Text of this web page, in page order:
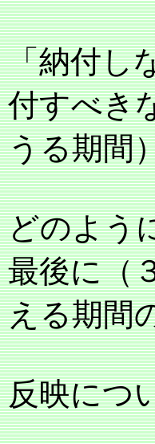
「納付し
付すべき
うる期間
どのよう
最後に（
える期間
反映につ